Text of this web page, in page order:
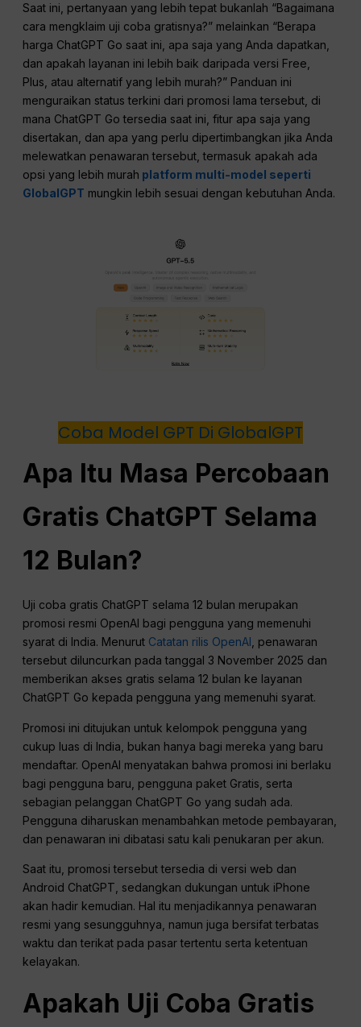
Saat ini, pertanyaan yang lebih tepat bukanlah “Bagaimana
cara mengklaim uji coba gratisnya?” melainkan “Berapa
harga ChatGPT Go saat ini, apa saja yang Anda dapatkan,
dan apakah layanan ini lebih baik daripada versi Free,
Plus, atau alternatif yang lebih murah?” Panduan ini
menguraikan status terkini dari promosi lama tersebut, di
mana ChatGPT Go tersedia saat ini, fitur apa saja yang
disertakan, dan apa yang perlu dipertimbangkan jika Anda
melewatkan penawaran tersebut, termasuk apakah ada
opsi yang lebih murah platform multi-model seperti
GlobalGPT mungkin lebih sesuai dengan kebutuhan Anda.
Coba Model GPT Di GlobalGPT
Apa Itu Masa Percobaan
Gratis ChatGPT Selama
12 Bulan?
Uji coba gratis ChatGPT selama 12 bulan merupakan
promosi resmi OpenAI bagi pengguna yang memenuhi
syarat di India. Menurut Catatan rilis OpenAI , penawaran
tersebut diluncurkan pada tanggal 3 November 2025 dan
memberikan akses gratis selama 12 bulan ke layanan
ChatGPT Go kepada pengguna yang memenuhi syarat.
Promosi ini ditujukan untuk kelompok pengguna yang
cukup luas di India, bukan hanya bagi mereka yang baru
mendaftar. OpenAI menyatakan bahwa promosi ini berlaku
bagi pengguna baru, pengguna paket Gratis, serta
sebagian pelanggan ChatGPT Go yang sudah ada.
Pengguna diharuskan menambahkan metode pembayaran,
dan penawaran ini dibatasi satu kali penukaran per akun.
Saat itu, promosi tersebut tersedia di versi web dan
Android ChatGPT, sedangkan dukungan untuk iPhone
akan hadir kemudian. Hal itu menjadikannya penawaran
resmi yang sesungguhnya, namun juga bersifat terbatas
waktu dan terikat pada pasar tertentu serta ketentuan
kelayakan.
Apakah Uji Coba Gratis